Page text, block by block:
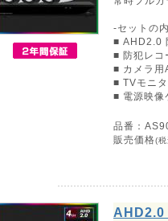
-セットの
■ AHD2.0
■ 防犯レ
■ カメラ
■ TVモニ
■ 電源映
品番：
販売価格(
AHD2.0